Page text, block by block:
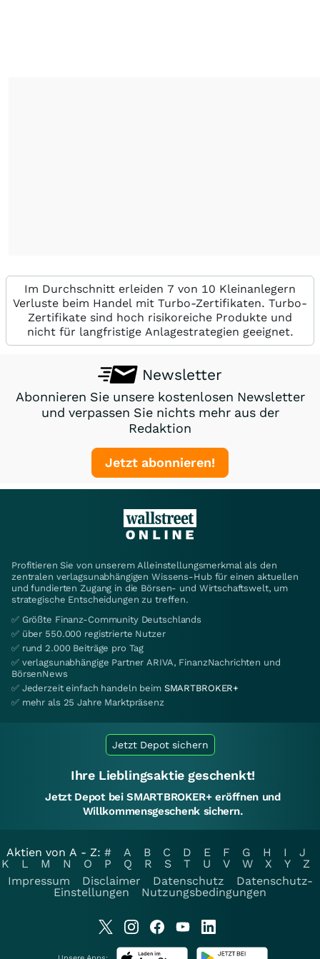
Im Durchschnitt erleiden 7 von 10 Kleinanlegern
Verluste beim Handel mit Turbo-Zertifikaten. Turbo-
Zertifikate sind hoch risikoreiche Produkte und
nicht für langfristige Anlagestrategien geeignet.
Newsletter
Abonnieren Sie unsere kostenlosen Newsletter
und verpassen Sie nichts mehr aus der
Redaktion
Jetzt abonnieren!
Profitieren Sie von unserem Alleinstellungsmerkmal als den
zentralen verlagsunabhängigen Wissens-Hub für einen aktuellen
und fundierten Zugang in die Börsen- und Wirtschaftswelt, um
strategische Entscheidungen zu treffen.
✅ Größte Finanz-Community Deutschlands
✅ über 550.000 registrierte Nutzer
✅ rund 2.000 Beiträge pro Tag
✅ verlagsunabhängige Partner ARIVA, FinanzNachrichten und
BörsenNews
✅ Jederzeit einfach handeln beim SMARTBROKER+
✅ mehr als 25 Jahre Marktpräsenz
Jetzt Depot sichern
Ihre Lieblingsaktie geschenkt!
Jetzt Depot bei SMARTBROKER+ eröffnen und
Willkommensgeschenk sichern.
Aktien von A - Z: # A B C D E F G H I
J
K
L M N O P Q R S T U V W X Y
Z
Impressum
Disclaimer Datenschutz
Datenschutz-
Einstellungen
Nutzungsbedingungen